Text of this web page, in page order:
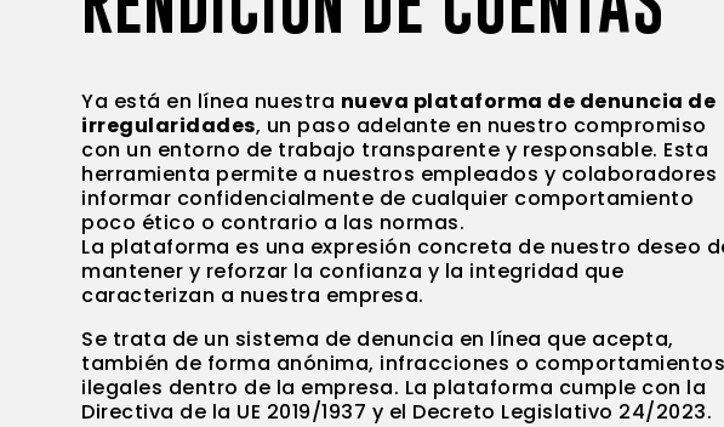
Ya está en línea nuestra nueva plataforma de denuncia de
irregularidades, un paso adelante en nuestro compromiso
con un entorno de trabajo transparente y responsable. Esta
herramienta permite a nuestros empleados y colaboradores
informar confidencialmente de cualquier comportamiento
poco ético o contrario a las normas.
La plataforma es una expresión concreta de nuestro deseo
mantener y reforzar la confianza y la integridad que
caracterizan a nuestra empresa.
Se trata de un sistema de denuncia en línea que acepta,
también de forma anónima, infracciones o comportamientos
ilegales dentro de la empresa. La plataforma cumple con la
Directiva de la UE 2019/1937 y el Decreto Legislativo 24/2023.